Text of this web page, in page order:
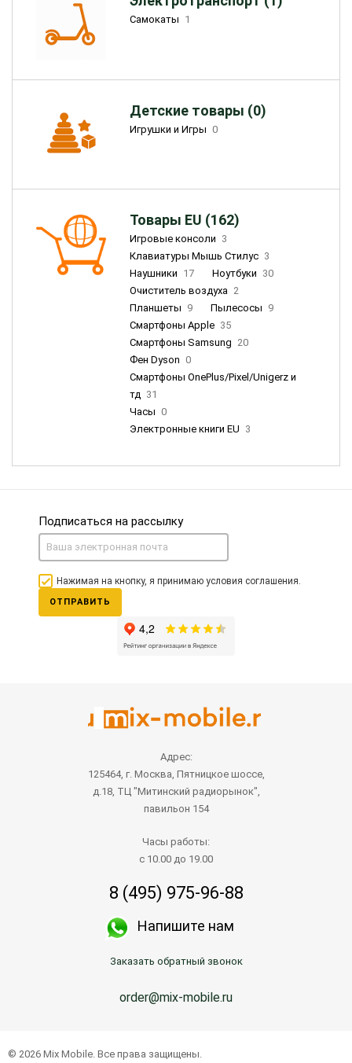
Самокаты 1
Детские товары (0)
Игрушки и Игры 0
Товары EU (162)
Игровые консоли 3
Клавиатуры Мышь Стилус 3
Наушники 17 Ноутбуки 30
Очиститель воздуха 2
Планшеты 9 Пылесосы 9
Смартфоны Apple 35
Смартфоны Samsung 20
Фен Dyson 0
Смартфоны OnePlus/Pixel/Unigerz и
тд 31
Часы 0
Электронные книги EU 3
Подписаться на рассылку
Нажимая на кнопку, я принимаю условия соглашения.
ОТПРАВИТЬ
Адрес:
125464, г. Москва, Пятницкое шоссе,
д.18, ТЦ "Митинский радиорынок",
павильон 154
Часы работы:
с 10.00 до 19.00
8 (495) 975-96-88
Напишите нам
Заказать обратный звонок
order@mix-mobile.ru
© 2026 Mix Mobile. Все права защищены.